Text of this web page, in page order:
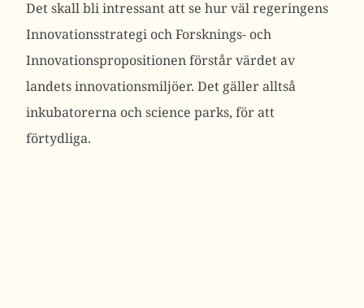
Det skall bli intressant att se hur väl regeringens
Innovationsstrategi och Forsknings- och
Innovationspropositionen förstår värdet av
landets innovationsmiljöer. Det gäller alltså
inkubatorerna och science parks, för att
förtydliga.